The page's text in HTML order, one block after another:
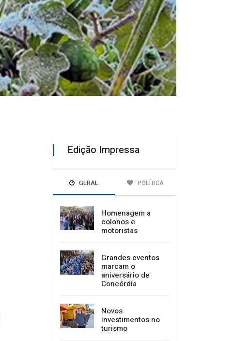
Edição Impressa
GERAL POLÍTICA
Homenagem a
colonos e
motoristas
Grandes eventos
marcam o
aniversário de
Concórdia
Novos
investimentos no
turismo